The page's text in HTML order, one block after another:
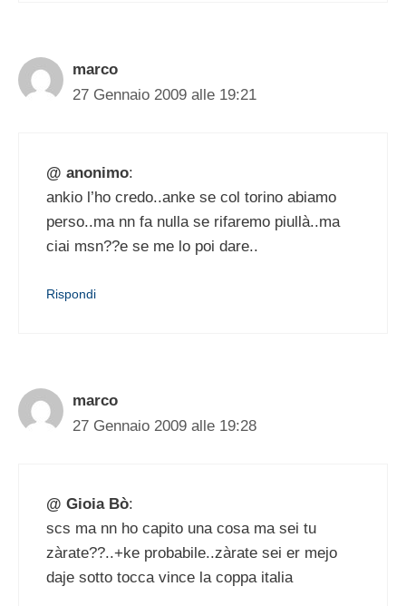
marco
27 Gennaio 2009 alle 19:21
@ anonimo:
ankio l’ho credo..anke se col torino abiamo
perso..ma nn fa nulla se rifaremo piullà..ma
ciai msn??e se me lo poi dare..
Rispondi
marco
27 Gennaio 2009 alle 19:28
@ Gioia Bò:
scs ma nn ho capito una cosa ma sei tu
zàrate??..+ke probabile..zàrate sei er mejo
daje sotto tocca vince la coppa italia